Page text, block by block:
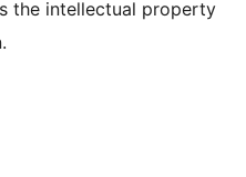
the intellectual property